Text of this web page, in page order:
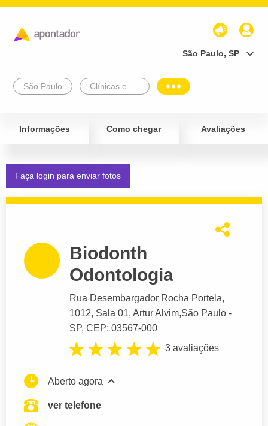
São Paulo, SP
São Paulo
Informações Como chegar Avaliações
Faça login para enviar fotos
Biodonth
Odontologia
Rua Desembargador Rocha Portela,
1012, Sala 01, Artur Alvim,São Paulo -
SP, CEP: 03567-000
3 avaliações
Aberto agora
ver telefone